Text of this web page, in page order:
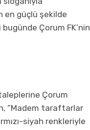
en güçlü şekilde
Çorum FK’nin
Çorum
“Madem taraftarlar
siyah renkleriyle